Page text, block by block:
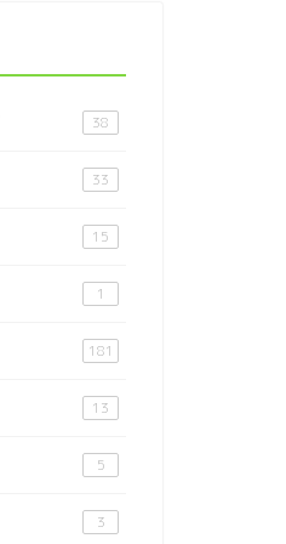
38
33
15
1
181
13
5
3